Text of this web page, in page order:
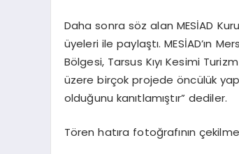
Daha sonra söz alan MESİAD
üyeleri ile paylaştı. MESİAD’ın
Bölgesi, Tarsus Kıyı Kesimi
üzere birçok projede öncülük
olduğunu kanıtlamıştır” dediler.
Tören hatıra fotoğrafının